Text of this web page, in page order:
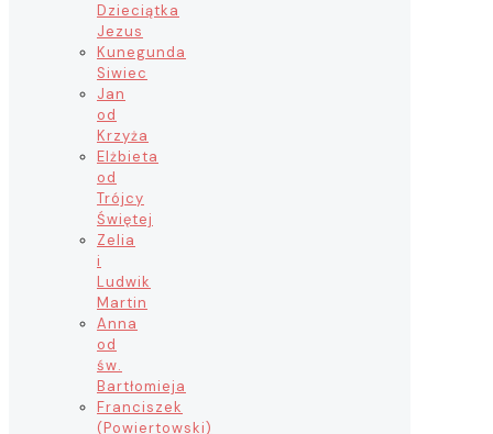
Dzieciątka
Jezus
Kunegunda
Siwiec
Jan
od
Krzyża
Elżbieta
od
Trójcy
Świętej
Zelia
i
Ludwik
Martin
Anna
od
św.
Bartłomieja
Franciszek
(Powiertowski)